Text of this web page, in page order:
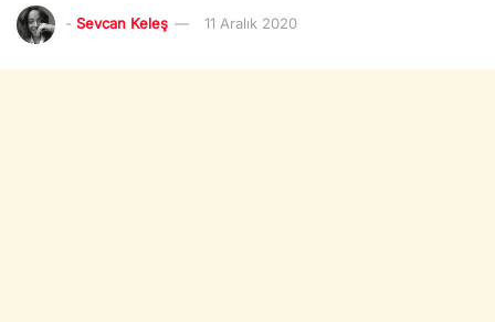
- Sevcan Keleş 11 Aralık 2020